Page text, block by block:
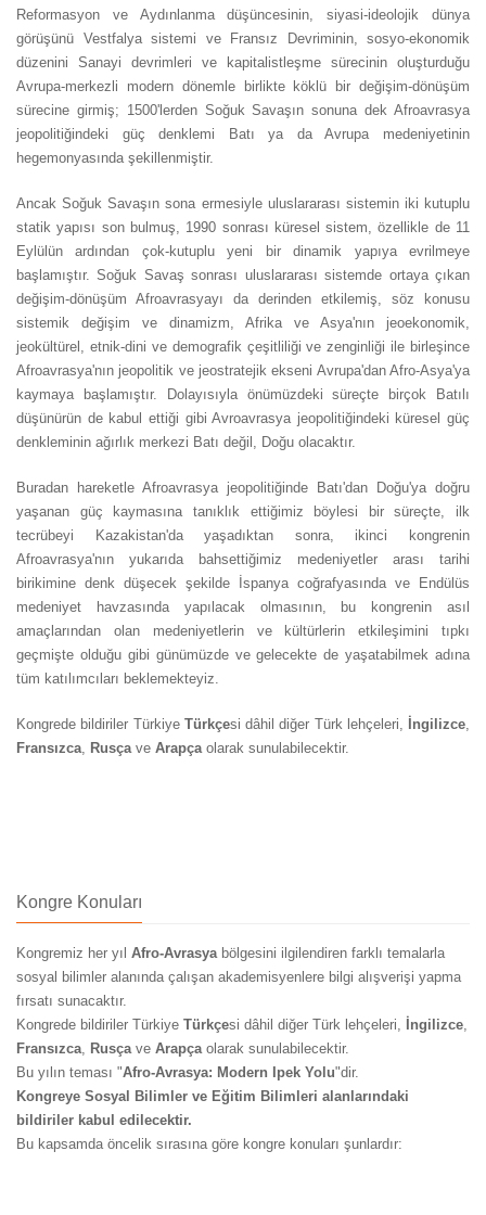
Reformasyon ve Aydınlanma düşüncesinin, siyasi-ideolojik dünya
görüşünü Vestfalya sistemi ve Fransız Devriminin, sosyo-ekonomik
düzenini Sanayi devrimleri ve kapitalistleşme sürecinin oluşturduğu
Avrupa-merkezli modern dönemle birlikte köklü bir değişim-dönüşüm
sürecine girmiş; 1500'lerden Soğuk Savaşın sonuna dek Afroavrasya
jeopolitiğindeki güç denklemi Batı ya da Avrupa medeniyetinin
hegemonyasında şekillenmiştir.
Ancak Soğuk Savaşın sona ermesiyle uluslararası sistemin iki kutuplu
statik yapısı son bulmuş, 1990 sonrası küresel sistem, özellikle de 11
Eylülün ardından çok-kutuplu yeni bir dinamik yapıya evrilmeye
başlamıştır. Soğuk Savaş sonrası uluslararası sistemde ortaya çıkan
değişim-dönüşüm Afroavrasyayı da derinden etkilemiş, söz konusu
sistemik değişim ve dinamizm, Afrika ve Asya'nın jeoekonomik,
jeokültürel, etnik-dini ve demografik çeşitliliği ve zenginliği ile birleşince
Afroavrasya'nın jeopolitik ve jeostratejik ekseni Avrupa'dan Afro-Asya'ya
kaymaya başlamıştır. Dolayısıyla önümüzdeki süreçte birçok Batılı
düşünürün de kabul ettiği gibi Avroavrasya jeopolitiğindeki küresel güç
denkleminin ağırlık merkezi Batı değil, Doğu olacaktır.
Buradan hareketle Afroavrasya jeopolitiğinde Batı'dan Doğu'ya doğru
yaşanan güç kaymasına tanıklık ettiğimiz böylesi bir süreçte, ilk
tecrübeyi Kazakistan'da yaşadıktan sonra, ikinci kongrenin
Afroavrasya'nın yukarıda bahsettiğimiz medeniyetler arası tarihi
birikimine denk düşecek şekilde İspanya coğrafyasında ve Endülüs
medeniyet havzasında yapılacak olmasının, bu kongrenin asıl
amaçlarından olan medeniyetlerin ve kültürlerin etkileşimini tıpkı
geçmişte olduğu gibi günümüzde ve gelecekte de yaşatabilmek adına
tüm katılımcıları beklemekteyiz.
Kongrede bildiriler Türkiye Türkçesi dâhil diğer Türk lehçeleri, İngilizce,
Fransızca, Rusçave Arapçaolarak sunulabilecektir.
Kongre Konuları
Kongremiz her yıl Afro-Avrasya bölgesini ilgilendiren farklı temalarla
sosyal bilimler alanında çalışan akademisyenlere bilgi alışverişi yapma
fırsatı sunacaktır.
Kongrede bildiriler Türkiye Türkçesi dâhil diğer Türk lehçeleri, İngilizce,
Fransızca, Rusçave Arapçaolarak sunulabilecektir.
Bu yılın teması "Afro-Avrasya: Modern Ipek Yolu"dir.
Kongreye Sosyal Bilimler ve Eğitim Bilimleri alanlarındaki
bildiriler kabul edilecektir.
Bu kapsamda öncelik sırasına göre kongre konuları şunlardır: